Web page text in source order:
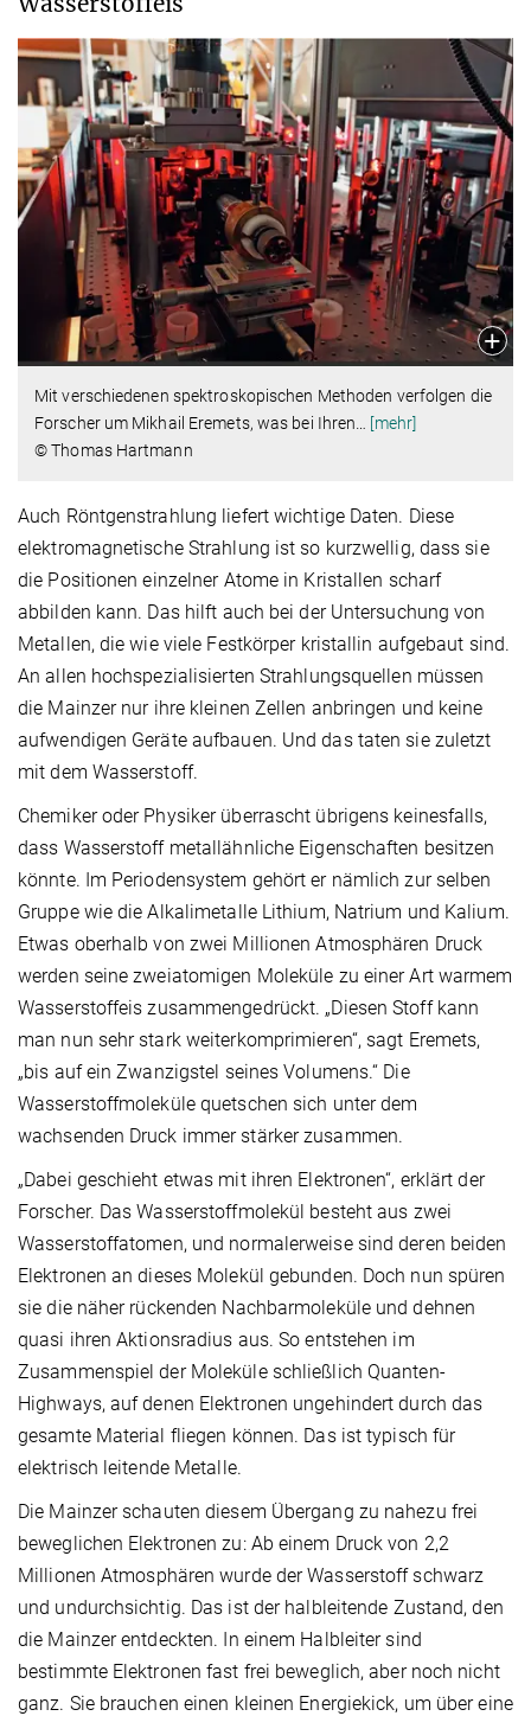
Mit verschiedenen spektroskopischen Methoden verfolgen die
Forscher um Mikhail Eremets, was bei Ihren
[mehr]
© Thomas Hartmann
Auch Röntgenstrahlung liefert wichtige Daten. Diese
elektromagnetische Strahlung ist so kurzwellig, dass sie
die Positionen einzelner Atome in Kristallen scharf
abbilden kann. Das hilft auch bei der Untersuchung von
Metallen, die wie viele Festkörper kristallin aufgebaut sind.
An allen hochspezialisierten Strahlungsquellen müssen
die Mainzer nur ihre kleinen Zellen anbringen und keine
aufwendigen Geräte aufbauen. Und das taten sie zuletzt
mit dem Wasserstoff.
Chemiker oder Physiker überrascht übrigens keinesfalls,
dass Wasserstoff metallähnliche Eigenschaften besitzen
könnte. Im Periodensystem gehört er nämlich zur selben
Gruppe wie die Alkalimetalle Lithium, Natrium und Kalium.
Etwas oberhalb von zwei Millionen Atmosphären Druck
werden seine zweiatomigen Moleküle zu einer Art warmem
Wasserstoffeis zusammengedrückt. „Diesen Stoff kann
man nun sehr stark weiterkomprimieren“, sagt Eremets,
„bis auf ein Zwanzigstel seines Volumens.“ Die
Wasserstoffmoleküle quetschen sich unter dem
wachsenden Druck immer stärker zusammen.
„Dabei geschieht etwas mit ihren Elektronen“, erklärt der
Forscher. Das Wasserstoffmolekül besteht aus zwei
Wasserstoffatomen, und normalerweise sind deren beiden
Elektronen an dieses Molekül gebunden. Doch nun spüren
sie die näher rückenden Nachbarmoleküle und dehnen
quasi ihren Aktionsradius aus. So entstehen im
Zusammenspiel der Moleküle schließlich Quanten-
Highways, auf denen Elektronen ungehindert durch das
gesamte Material fliegen können. Das ist typisch für
elektrisch leitende Metalle.
Die Mainzer schauten diesem Übergang zu nahezu frei
beweglichen Elektronen zu: Ab einem Druck von 2,2
Millionen Atmosphären wurde der Wasserstoff schwarz
und undurchsichtig. Das ist der halbleitende Zustand, den
die Mainzer entdeckten. In einem Halbleiter sind
bestimmte Elektronen fast frei beweglich, aber noch nicht
ganz. Sie brauchen einen kleinen Energiekick, um über eine